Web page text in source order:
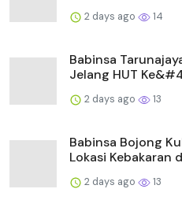
2 days ago 14
Babinsa
Jelang HUT
2 days ago 13
Babinsa Bojong
Lokasi Kebakaran
2 days ago 13